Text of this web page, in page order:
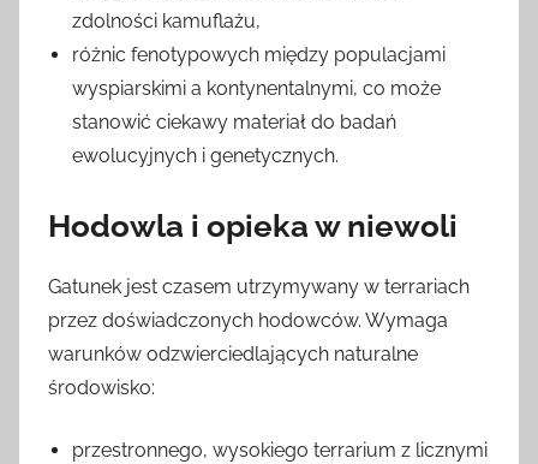
zdolności kamuflażu,
różnic fenotypowych między populacjami
wyspiarskimi a kontynentalnymi, co może
stanowić ciekawy materiał do badań
ewolucyjnych i genetycznych.
Hodowla i opieka w niewoli
Gatunek jest czasem utrzymywany w terrariach
przez doświadczonych hodowców. Wymaga
warunków odzwierciedlających naturalne
środowisko:
przestronnego, wysokiego terrarium z licznymi